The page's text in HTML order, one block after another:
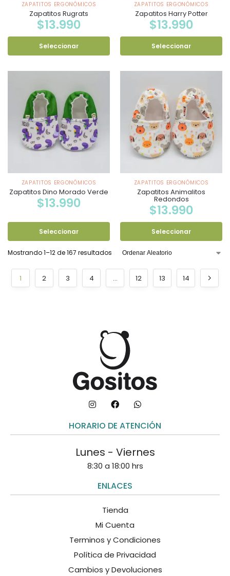
ZAPATITOS ERGONÓMICOS
Zapatitos Rugrats
$13.990
Seleccionar
ZAPATITOS ERGONÓMICOS
Zapatitos Harry Potter
$13.990
Seleccionar
ZAPATITOS ERGONÓMICOS
Zapatitos Dino Morado Verde
$13.990
Seleccionar
ZAPATITOS ERGONÓMICOS
Zapatitos Animalitos
Redondos
$13.990
Seleccionar
Mostrando 1–12 de 167 resultados
1 2 3 4 … 12 13 14
HORARIO DE ATENCIÓN
Lunes - Viernes
8:30 a 18:00 hrs
ENLACES
Tienda
Mi Cuenta
Terminos y Condiciones
Política de Privacidad
Cambios y Devoluciones